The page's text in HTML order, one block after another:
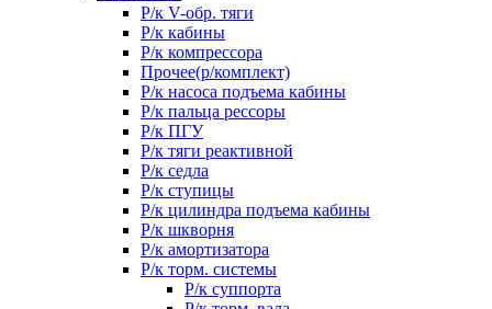
Р/к V-обр. тяги
Р/к кабины
Р/к компрессора
Прочее(р/комплект)
Р/к насоса подъема кабины
Р/к пальца рессоры
Р/к ПГУ
Р/к тяги реактивной
Р/к седла
Р/к ступицы
Р/к цилиндра подъема кабины
Р/к шкворня
Р/к амортизатора
Р/к торм. системы
Р/к суппорта